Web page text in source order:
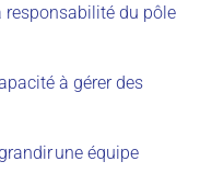
responsabilité du pôle
à gérer des
une équipe